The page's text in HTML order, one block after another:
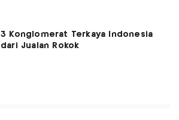
3 Konglomerat Terkaya Indonesia
dari Jualan Rokok